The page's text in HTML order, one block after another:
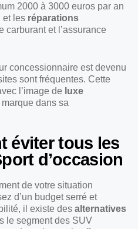
2000 à 3000 euros par an
et les réparations
carburant et l’assurance
concessionnaire est devenu
sont fréquentes. Cette
l’image de luxe
dans sa
éviter tous les
d’occasion
de votre situation
d’un budget serré et
il existe des alternatives
le segment des SUV